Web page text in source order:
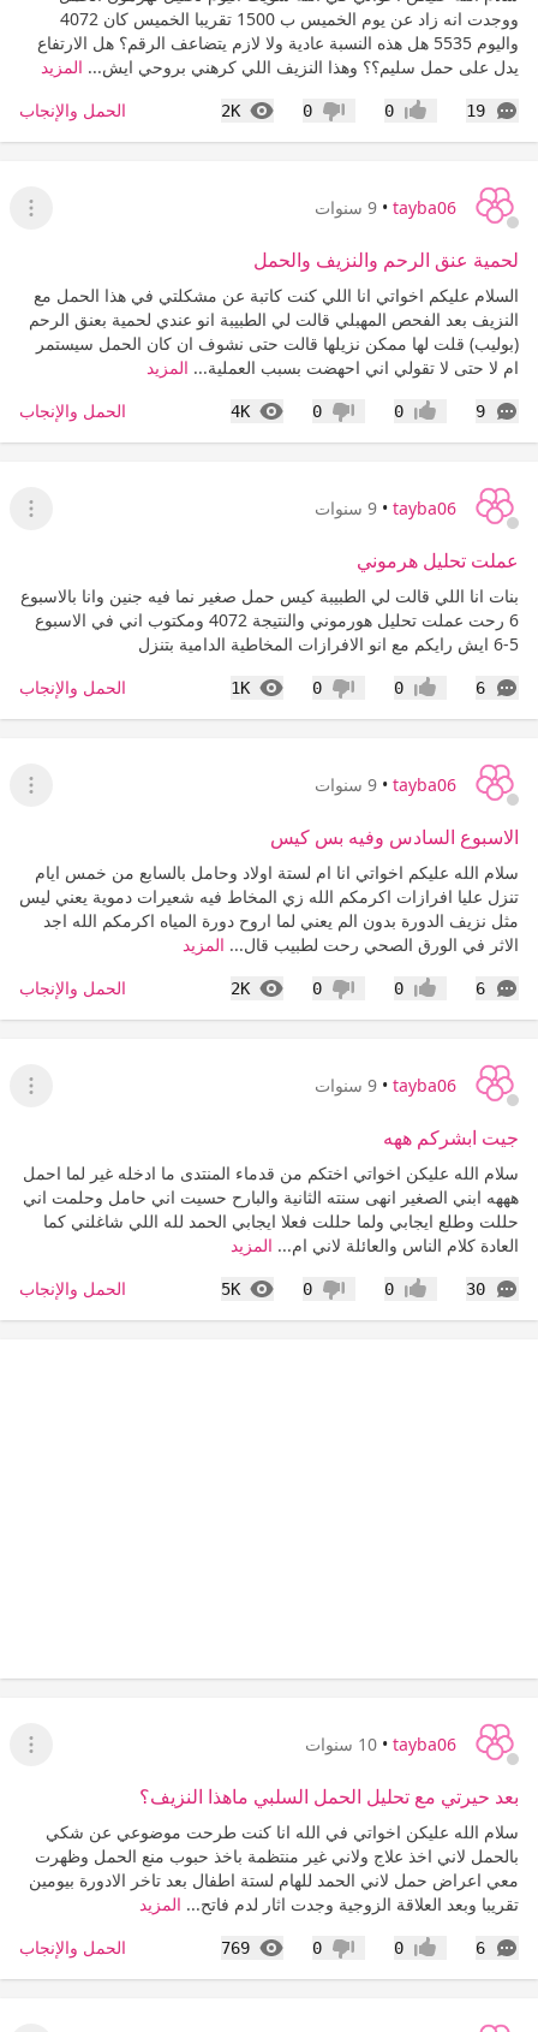
ووجدت انه زاد عن يوم الخميس ب 1500 تقريبا الخميس كان 4072
واليوم 5535 هل هذه النسبة عادية ولا لازم يتضاعف الرقم؟ هل الارتفاع
يدل على حمل سليم؟؟ وهذا النزيف اللي كرهني بروحي ايش... المزيد
19
التعليقات إعجاب0 عدم إعجاب
0
2K
المشاهدات الحمل والإنجاب
tayba06
• 9 سنوات
عرض
لحمية عنق الرحم والنزيف والحمل
السلام عليكم اخواتي انا اللي كنت كاتبة عن مشكلتي في هذا الحمل مع
النزيف بعد الفحص المهبلي قالت لي الطبيبة انو عندي لحمية بعنق الرحم
(بوليب) قلت لها ممكن نزيلها قالت حتى نشوف ان كان الحمل سيستمر
ام لا حتى لا تقولي اني احهضت بسبب العملية... المزيد
9
التعليقات إعجاب0 عدم إعجاب
0
4K
المشاهدات الحمل والإنجاب
tayba06
• 9 سنوات
عرض
عملت تحليل هرموني
بنات انا اللي قالت لي الطبيبة كيس حمل صغير نما فيه جنين وانا بالاسبوع
6 رحت عملت تحليل هورموني والنتيجة 4072 ومكتوب اني في الاسبوع
5-6 ايش رايكم مع انو الافرازات المخاطية الدامية بتنزل
6
التعليقات إعجاب0 عدم إعجاب
0
1K
المشاهدات الحمل والإنجاب
tayba06
• 9 سنوات
عرض
الاسبوع السادس وفيه بس كيس
سلام الله عليكم اخواتي انا ام لستة اولاد وحامل بالسابع من خمس ايام
تنزل عليا افرازات اكرمكم الله زي المخاط فيه شعيرات دموية يعني ليس
مثل نزيف الدورة بدون الم يعني لما اروح دورة المياه اكرمكم الله اجد
الاثر في الورق الصحي رحت لطبيب قال... المزيد
6
التعليقات إعجاب0 عدم إعجاب
0
2K
المشاهدات الحمل والإنجاب
tayba06
• 9 سنوات
عرض
جيت ابشركم ههه
سلام الله عليكن اخواتي اختكم من قدماء المنتدى ما ادخله غير لما احمل
هههه ابني الصغير انهى سنته الثانية والبارح حسيت اني حامل وحلمت اني
حللت وطلع ايجابي ولما حللت فعلا ايجابي الحمد لله اللي شاغلني كما
العادة كلام الناس والعائلة لاني ام... المزيد
30
التعليقات إعجاب0 عدم إعجاب
0
5K
المشاهدات الحمل والإنجاب
tayba06
• 10 سنوات
عرض
بعد حيرتي مع تحليل الحمل السلبي ماهذا النزيف؟
سلام الله عليكن اخواتي في الله انا كنت طرحت موضوعي عن شكي
بالحمل لاني اخذ علاج ولاني غير منتظمة باخذ حبوب منع الحمل وظهرت
معي اعراض حمل لاني الحمد للهام لستة اطفال بعد تاخر الادورة بيومين
تقريبا وبعد العلاقة الزوجية وجدت اثار لدم فاتح... المزيد
6
التعليقات إعجاب0 عدم إعجاب
0
769
المشاهدات الحمل والإنجاب